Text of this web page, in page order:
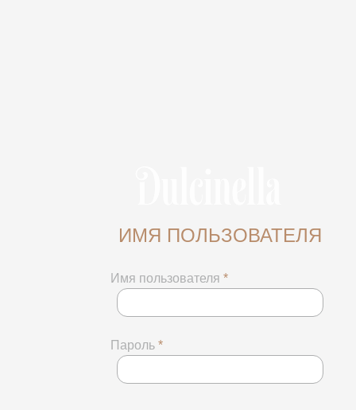
ИМЯ ПОЛЬЗОВАТЕЛЯ
Имя пользователя *
Пароль *